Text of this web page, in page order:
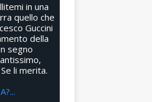
in una
quello che
Guccini
della
segno
li merita.